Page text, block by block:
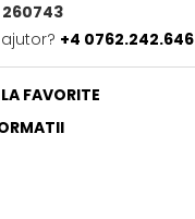
260743
+4 0762.242.646
FAVORITE